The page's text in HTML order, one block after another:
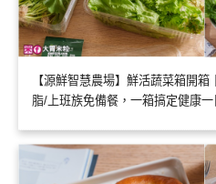
【源鮮智慧農場】鮮活蔬菜箱開
脂/上班族免備餐，一箱搞定健康